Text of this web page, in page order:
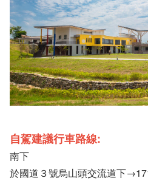
自駕建議行車路線:
南下
於國道３號烏山頭交流道下